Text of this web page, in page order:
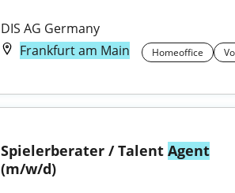
DIS AG Germany
Frankfurt am Main
Homeoffice
Spielerberater / Talent Agent
(m/w/d)